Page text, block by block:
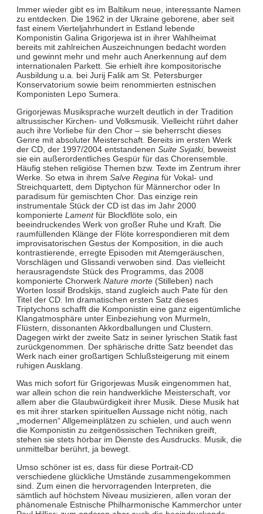
Immer wieder gibt es im Baltikum neue, interessante Namen
zu entdecken. Die 1962 in der Ukraine geborene, aber seit
fast einem Vierteljahrhundert in Estland lebende
Komponistin Galina Grigorjewa ist in ihrer Wahlheimat
bereits mit zahlreichen Auszeichnungen bedacht worden
und gewinnt mehr und mehr auch Anerkennung auf dem
internationalen Parkett. Sie erhielt ihre kompositorische
Ausbildung u.a. bei Jurij Falik am St. Petersburger
Konservatorium sowie beim renommierten estnischen
Komponisten Lepo Sumera.
Grigorjewas Musiksprache wurzelt deutlich in der Tradition
altrussischer Kirchen- und Volksmusik. Vielleicht rührt daher
auch ihre Vorliebe für den Chor – sie beherrscht dieses
Genre mit absoluter Meisterschaft. Bereits im ersten Werk
der CD, der 1997/2004 entstandenen Suite Svjatki, beweist
sie ein außerordentliches Gespür für das Chorensemble.
Häufig stehen religiöse Themen bzw. Texte im Zentrum ihrer
Werke. So etwa in ihrem Salve Regina für Vokal- und
Streichquartett, dem Diptychon für Männerchor oder In
paradisum für gemischten Chor. Das einzige rein
instrumentale Stück der CD ist das im Jahr 2000
komponierte Lamentfür Blockflöte solo, ein
beeindruckendes Werk von großer Ruhe und Kraft. Die
raumfüllenden Klänge der Flöte korrespondieren mit dem
improvisatorischen Gestus der Komposition, in die auch
kontrastierende, erregte Episoden mit Atemgeräuschen,
Vorschlägen und Glissandi verwoben sind. Das vielleicht
herausragendste Stück des Programms, das 2008
komponierte ChorwerkNature morte(Stilleben) nach
Worten Iossif Brodskijs, stand zugleich auch Pate für den
Titel der CD. Im dramatischen ersten Satz dieses
Triptychons schafft die Komponistin eine ganz eigentümliche
Klangatmosphäre unter Einbeziehung von Murmeln,
Flüstern, dissonanten Akkordballungen und Clustern.
Dagegen wirkt der zweite Satz in seiner lyrischen Statik fast
zurückgenommen. Der sphärische dritte Satz beendet das
Werk nach einer großartigen Schlußsteigerung mit einem
ruhigen Ausklang.
Was mich sofort für Grigorjewas Musik eingenommen hat,
war allein schon die rein handwerkliche Meisterschaft, vor
allem aber die Glaubwürdigkeit ihrer Musik. Diese Musik hat
es mit ihrer starken spirituellen Aussage nicht nötig, nach
„modernen“ Allgemeinplätzen zu schielen, und auch wenn
die Komponistin zu zeitgenössischen Techniken greift,
stehen sie stets hörbar im Dienste des Ausdrucks. Musik, die
unmittelbar berührt, ja bewegt.
Umso schöner ist es, dass für diese Portrait-CD
verschiedene glückliche Umstände zusammengekommen
sind. Zum einen die hervorragenden Interpreten, die
sämtlich auf höchstem Niveau musizieren, allen voran der
phänomenale Estnische Philharmonische Kammerchor unter